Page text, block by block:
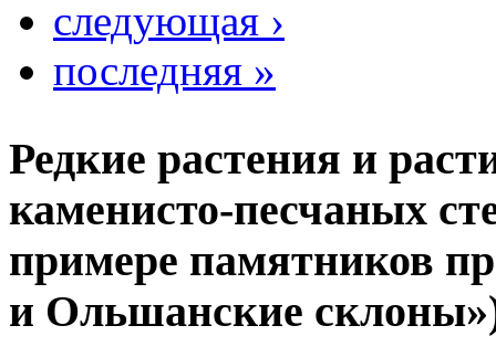
следующая ›
последняя »
Редкие растения и
каменисто-песчаных
примере памятников
и Ольшанские